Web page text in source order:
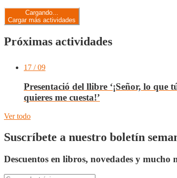
Cargando...
Cargar más actividades
Próximas actividades
17 / 09
Presentació del llibre ‘¡Señor, lo que
quieres me cuesta!’
Ver todo
Suscríbete a nuestro boletín
Descuentos en libros, novedades y mucho